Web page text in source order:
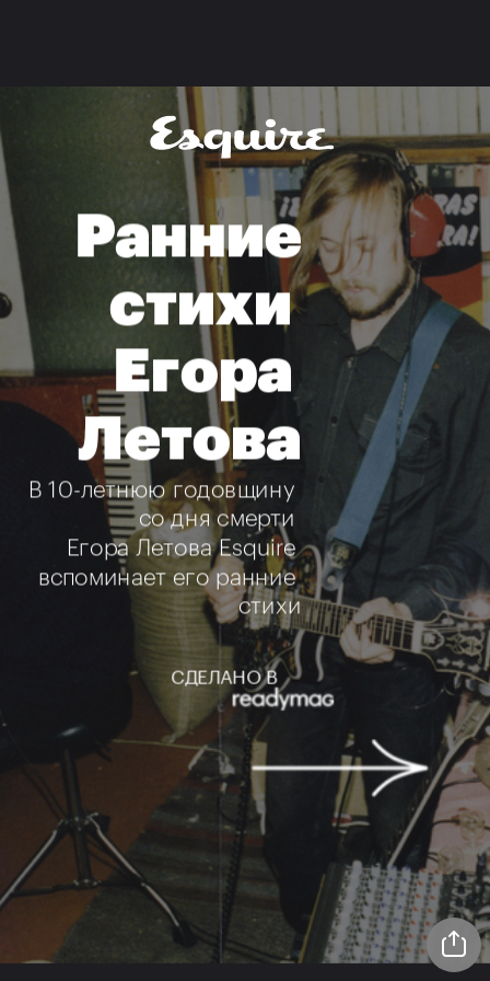
Ранние
стихи
Егора
Летова
СДЕЛАНО В
В 10-летнюю годовщину
со дня смерти
Егора Летова Esquire
вспоминает его ранние
стихи